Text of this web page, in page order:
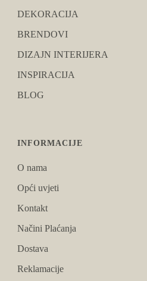
DEKORACIJA
BRENDOVI
DIZAJN INTERIJERA
INSPIRACIJA
BLOG
INFORMACIJE
O nama
Opći uvjeti
Kontakt
Načini Plaćanja
Dostava
Reklamacije